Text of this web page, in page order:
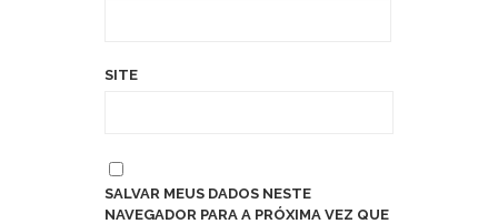
SITE
SALVAR MEUS DADOS NESTE
NAVEGADOR PARA A PRÓXIMA VEZ QUE